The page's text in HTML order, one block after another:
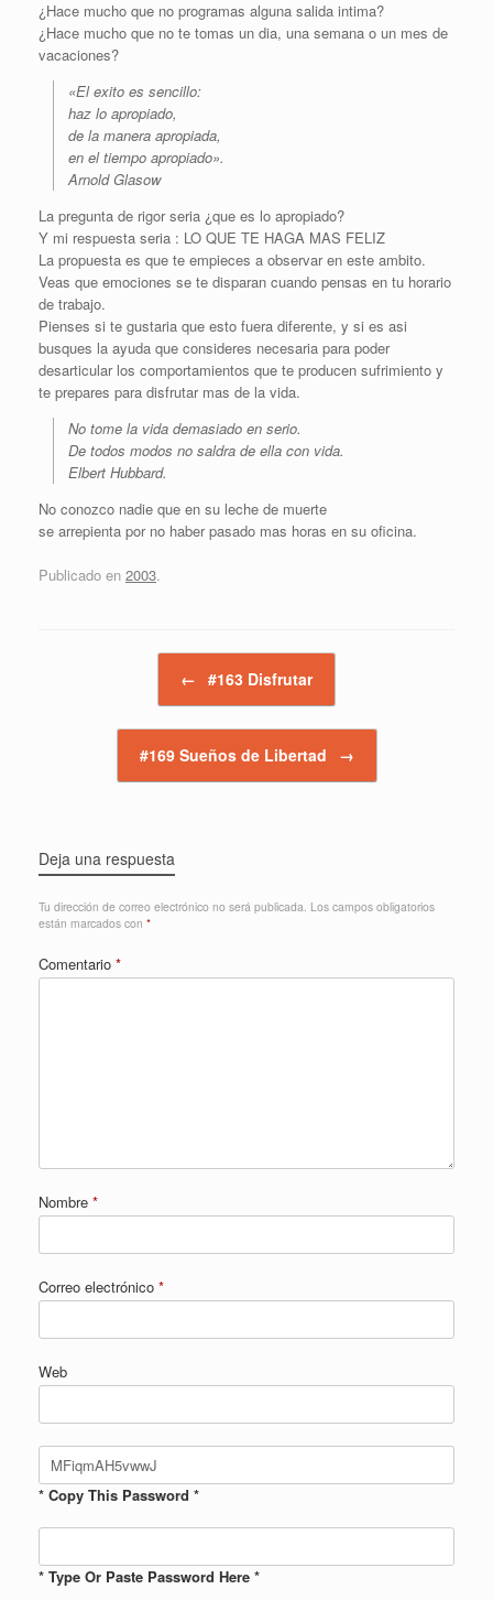
¿Hace mucho que no programas alguna salida intima?
¿Hace mucho que no te tomas un dia, una semana o un mes de
vacaciones?
«El exito es sencillo:
haz lo apropiado,
de la manera apropiada,
en el tiempo apropiado».
Arnold Glasow
La pregunta de rigor seria ¿que es lo apropiado?
Y mi respuesta seria : LO QUE TE HAGA MAS FELIZ
La propuesta es que te empieces a observar en este ambito.
Veas que emociones se te disparan cuando pensas en tu horario
de trabajo.
Pienses si te gustaria que esto fuera diferente, y si es asi
busques la ayuda que consideres necesaria para poder
desarticular los comportamientos que te producen sufrimiento y
te prepares para disfrutar mas de la vida.
No tome la vida demasiado en serio.
De todos modos no saldra de ella con vida.
Elbert Hubbard.
No conozco nadie que en su leche de muerte
se arrepienta por no haber pasado mas horas en su oficina.
Publicado en 2003.
← #163 Disfrutar
#169 Sueños de Libertad →
Deja una respuesta
Tu dirección de correo electrónico no será publicada. Los campos obligatorios
están marcados con *
Comentario *
Nombre *
Correo electrónico *
Web
* Copy This Password *
* Type Or Paste Password Here *